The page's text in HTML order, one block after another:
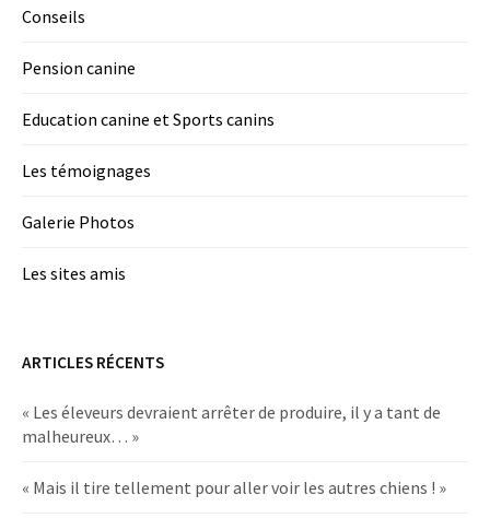
Conseils
Pension canine
Education canine et Sports canins
Les témoignages
Galerie Photos
Les sites amis
ARTICLES RÉCENTS
« Les éleveurs devraient arrêter de produire, il y a tant de
malheureux… »
« Mais il tire tellement pour aller voir les autres chiens ! »